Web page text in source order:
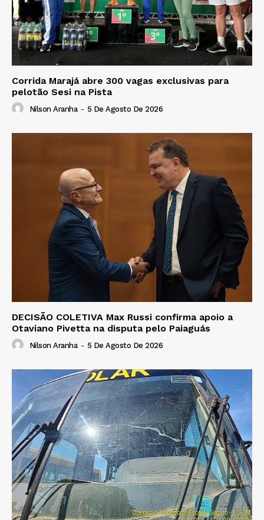
Corrida Marajá abre 300 vagas exclusivas para
pelotão Sesi na Pista
Nilson Aranha - 5 De Agosto De 2026
DECISÃO COLETIVA Max Russi confirma apoio a
Otaviano Pivetta na disputa pelo Paiaguás
Nilson Aranha - 5 De Agosto De 2026